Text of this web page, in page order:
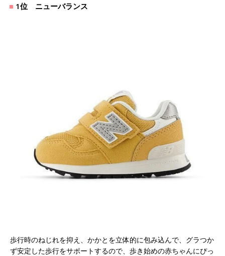
1位 ニューバランス
歩行時のねじれを抑え、かかとを立体的に包み込んで、グラつか
ず安定した歩行をサポートするので、歩き始めの赤ちゃんにぴっ